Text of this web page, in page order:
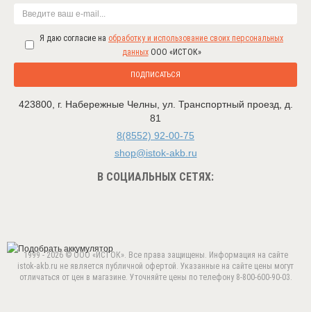
Я даю согласие на обработку и использование своих персональных
данныхООО «ИСТОК»
ПОДПИСАТЬСЯ
423800, г. Набережные Челны ул. Транспортный проезд, д.
81
8(8552) 92-00-75
shop@istok-akb.ru
В СОЦИАЛЬНЫХ СЕТЯХ:
1999 - 2026 © ООО «ИСТОК». Все права защищены. Информация на сайте
istok-akb.ru не является публичной офертой. Указанные на сайте цены могут
отличаться от цен в магазине. Уточняйте цены по телефону 8-800-600-90-03.